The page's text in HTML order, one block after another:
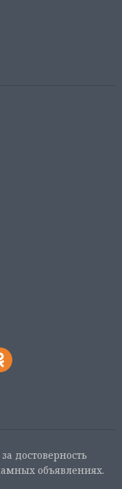
достоверность
объявлениях.